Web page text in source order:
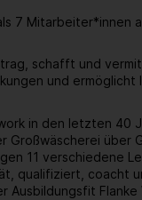
7 Mitarbeiter*innen
schafft und
und
in den letzten 40
über
11 verschiedene
qualifiziert, coacht
Flanke